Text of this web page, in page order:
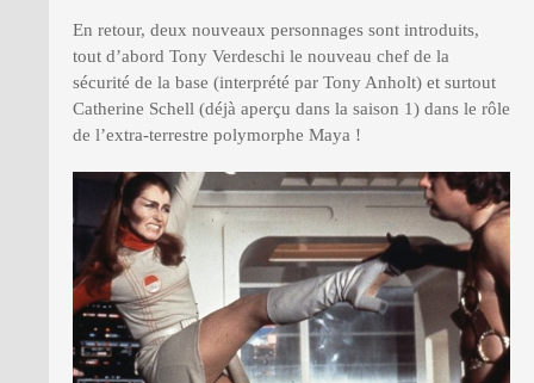
En retour, deux nouveaux personnages sont introduits,
tout d’abord Tony Verdeschi le nouveau chef de la
sécurité de la base (interprété par Tony Anholt) et surtout
Catherine Schell (déjà aperçu dans la saison 1) dans le rôle
de l’extra-terrestre polymorphe Maya !